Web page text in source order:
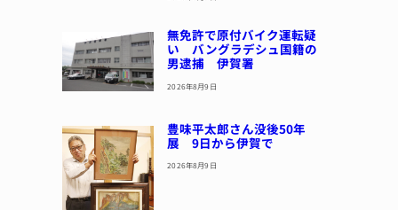
無免許で原付バイク運転疑
い バングラデシュ国籍の
男逮捕 伊賀署
2026年8月9日
豊味平太郎さん没後50年
展 9日から伊賀で
2026年8月9日